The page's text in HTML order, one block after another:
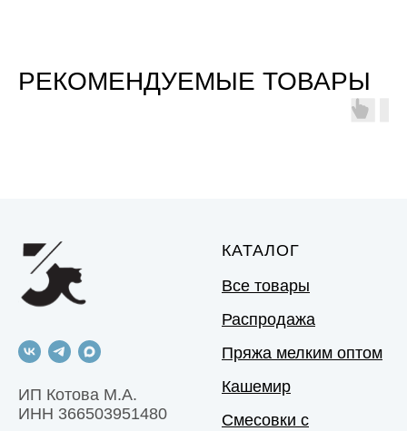
РЕКОМЕНДУЕМЫЕ ТОВАРЫ
ИП Котова М.А.
ИНН 366503951480
КАТАЛОГ
Все товары
Распродажа
Пряжа мелким оптом
Кашемир
Смесовки с